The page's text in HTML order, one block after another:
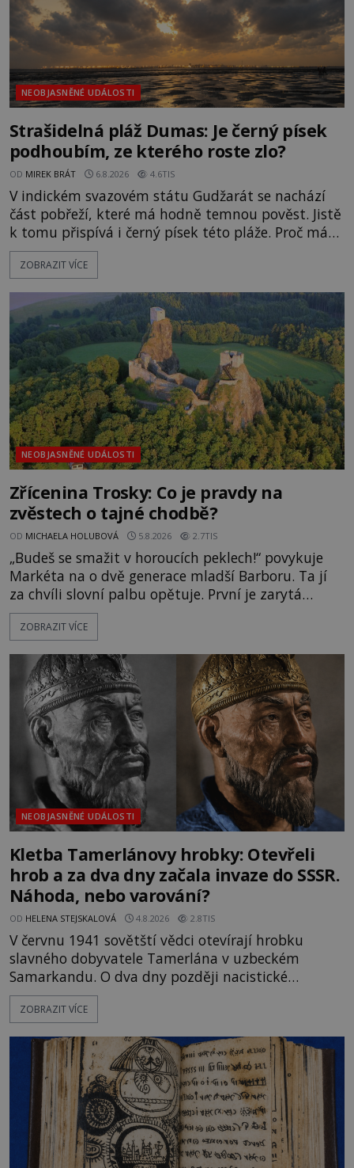
NEOBJASNĚNÉ UDÁLOSTI
Strašidelná pláž Dumas: Je černý písek
podhoubím, ze kterého roste zlo?
OD MIREK BRÁT 6.8.2026 4.6TIS
V indickém svazovém státu Gudžarát se nachází
část pobřeží, které má hodně temnou pověst. Jistě
k tomu přispívá i černý písek této pláže. Proč má
pláž takové netypické zbarvení? Nakolik jsou
pravdivé historky, že zde došlo k nevysvětlitelným
následovat. Vstupujeme na pláž Dumas ve městě
Surat. Gu
ZOBRAZIT VÍCE
NEOBJASNĚNÉ UDÁLOSTI
Zřícenina Trosky: Co je pravdy na
zvěstech o tajné chodbě?
OD MICHAELA HOLUBOVÁ 5.8.2026 2.7TIS
„Budeš se smažit v horoucích peklech!“ povykuje
Markéta na o dvě generace mladší Barboru. Ta jí
za chvíli slovní palbu opětuje. První je zarytá
katolička, druhá přesvědčená kališnice. A každá z
nich se usídlí na jedné z věží slavného hradu
mezi vůdce protihusitského boje. Za manželku má
skutečně jistou
ZOBRAZIT VÍCE
NEOBJASNĚNÉ UDÁLOSTI
Kletba Tamerlánovy hrobky: Otevřeli
hrob a za dva dny začala invaze do SSSR.
Náhoda, nebo varování?
OD HELENA STEJSKALOVÁ 4.8.2026 2.8TIS
V červnu 1941 sovětští vědci otevírají hrobku
slavného dobyvatele Tamerlána v uzbeckém
Samarkandu. O dva dny později nacistické
Německo zahajuje operaci Barbarossa a napadá
Sovětský svaz. Shoda dat je natolik zarážející, že se
na legendě něco pravdy, nebo jde jen o fascinující
souhru okolností? Když antropolog Michail
Gerasimov (1907-1970) a
ZOBRAZIT VÍCE